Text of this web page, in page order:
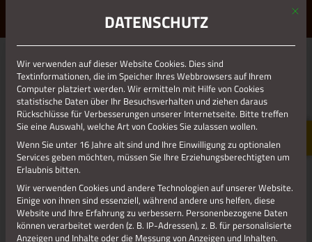
ERLEBE STOLBERG.ERLEBE DICH.
01.01.1970
Mit
DATENSCHUTZ
Wir verwenden auf dieser Website Cookies. Dies sind
Textinformationen, die im Speicher Ihres Webbrowsers auf Ihrem
Computer platziert werden. Wir ermitteln mit Hilfe von Cookies
statistische Daten über Ihr Besuchsverhalten und ziehen daraus
Rückschlüsse für Verbesserungen unserer Internetseite. Bitte treffen
Sie eine Auswahl, welche Art von Cookies Sie zulassen wollen.
Wenn Sie unter 16 Jahre alt sind und Ihre Einwilligung zu optionalen
Services geben möchten, müssen Sie Ihre Erziehungsberechtigten um
Erlaubnis bitten.
Wir verwenden Cookies und andere Technologien auf unserer Website.
Einige von ihnen sind essenziell, während andere uns helfen, diese
Website und Ihre Erfahrung zu verbessern. Personenbezogene Daten
können verarbeitet werden (z. B. IP-Adressen), z. B. für personalisierte
Anzeigen und Inhalte oder die Messung von Anzeigen und Inhalten.